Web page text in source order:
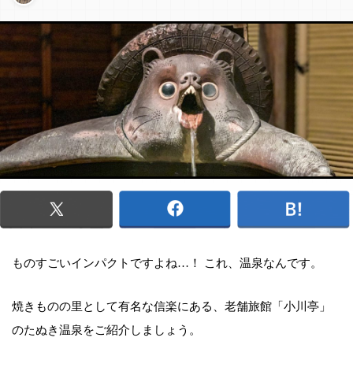
ものすごいインパクトですよね…！ これ、温泉なんです。
焼きものの里として有名な信楽にある、老舗旅館「小川亭」
のたぬき温泉をご紹介しましょう。